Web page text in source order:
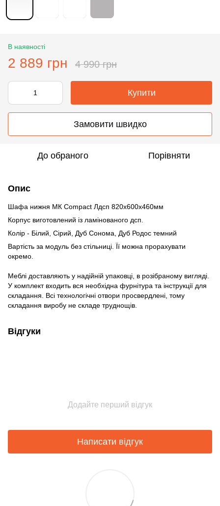
В наявності
2 889 грн 4 990 грн
Купити
Замовити швидко
До обраного Порівняти
Опис
Шафа нижня МК Compact Лдсп 820х600х460мм
Корпус виготовлений із ламінованого дсп.
Колір - Білий, Сірий, Дуб Сонома, Дуб Родос темний
Вартість за модуль без стільниці. Її можна прорахувати
окремо.
Меблі доставляють у надійній упаковці, в розібраному вигляді.
У комплект входить вся необхідна фурнітура та інструкції для
складання. Всі технологічні отвори просвердлені, тому
складання виробу не складе труднощів.
Відгуки
Додайте перший відгук
Написати відгук